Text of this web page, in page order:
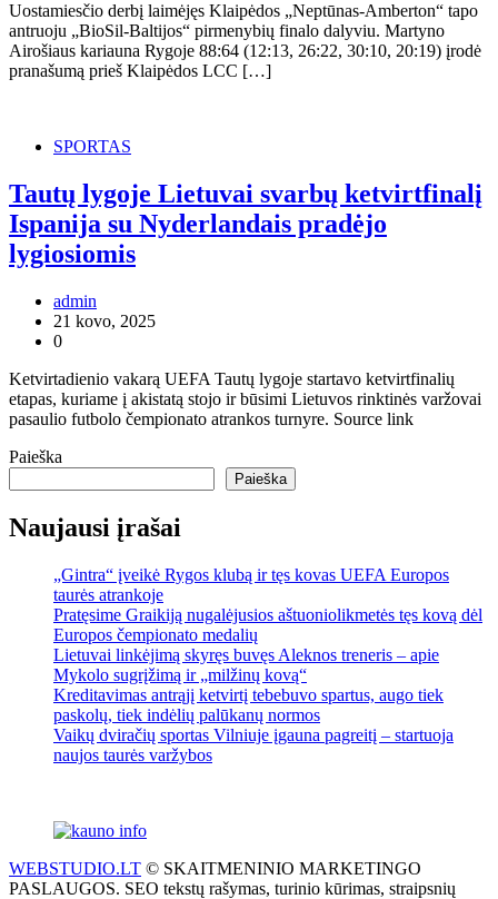
Uostamiesčio derbį laimėjęs Klaipėdos „Neptūnas-Amberton“ tapo
antruoju „BioSil-Baltijos“ pirmenybių finalo dalyviu. Martyno
Airošiaus kariauna Rygoje 88:64 (12:13, 26:22, 30:10, 20:19) įrodė
pranašumą prieš Klaipėdos LCC […]
SPORTAS
Tautų lygoje Lietuvai svarbų ketvirtfinalį
Ispanija su Nyderlandais pradėjo
lygiosiomis
admin
21 kovo, 2025
0
Ketvirtadienio vakarą UEFA Tautų lygoje startavo ketvirtfinalių
etapas, kuriame į akistatą stojo ir būsimi Lietuvos rinktinės varžovai
pasaulio futbolo čempionato atrankos turnyre. Source link
Paieška
Paieška
Naujausi įrašai
„Gintra“ įveikė Rygos klubą ir tęs kovas UEFA Europos
taurės atrankoje
Pratęsime Graikiją nugalėjusios aštuoniolikmetės tęs kovą dėl
Europos čempionato medalių
Lietuvai linkėjimą skyręs buvęs Aleknos treneris – apie
Mykolo sugrįžimą ir „milžinų kovą“
Kreditavimas antrąjį ketvirtį tebebuvo spartus, augo tiek
paskolų, tiek indėlių palūkanų normos
Vaikų dviračių sportas Vilniuje įgauna pagreitį – startuoja
naujos taurės varžybos
WEBSTUDIO.LT © SKAITMENINIO MARKETINGO
PASLAUGOS. SEO tekstų rašymas, turinio kūrimas, straipsnių